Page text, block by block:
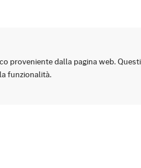
proveniente dalla pagina web.
funzionalità.